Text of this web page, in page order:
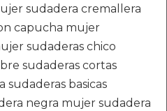
sudadera cremallera
capucha mujer
sudaderas chico
sudaderas cortas
sudaderas basicas
negra mujer sudadera